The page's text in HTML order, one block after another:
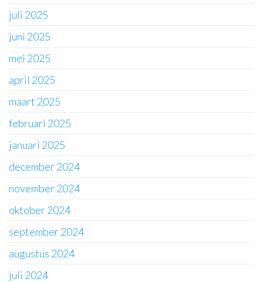
juli 2025
juni 2025
mei 2025
april 2025
maart 2025
februari 2025
januari 2025
december 2024
november 2024
oktober 2024
september 2024
augustus 2024
juli 2024